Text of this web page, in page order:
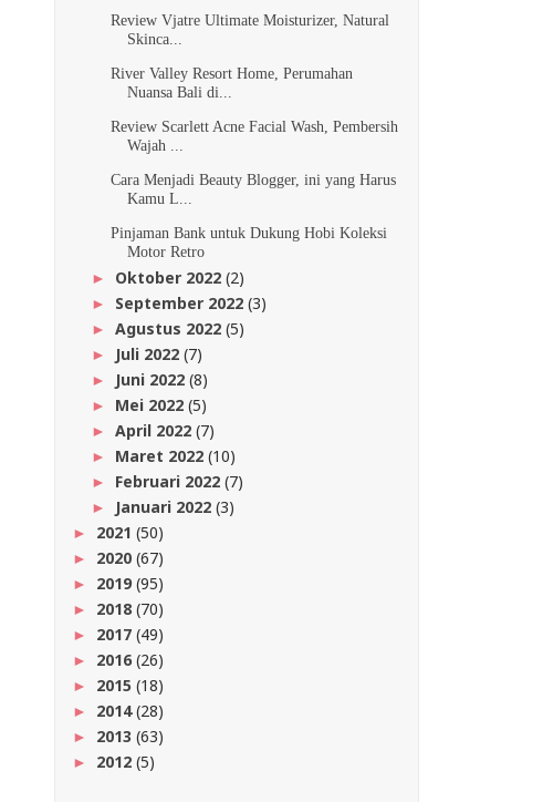
Review Vjatre Ultimate Moisturizer, Natural
Skinca...
River Valley Resort Home, Perumahan
Nuansa Bali di...
Review Scarlett Acne Facial Wash, Pembersih
Wajah ...
Cara Menjadi Beauty Blogger, ini yang Harus
Kamu L...
Pinjaman Bank untuk Dukung Hobi Koleksi
Motor Retro
► Oktober 2022 (2)
► September 2022 (3)
► Agustus 2022 (5)
► Juli 2022 (7)
► Juni 2022 (8)
► Mei 2022 (5)
► April 2022 (7)
► Maret 2022 (10)
► Februari 2022 (7)
► Januari 2022 (3)
► 2021 (50)
► 2020 (67)
► 2019(95)
► 2018 (70)
► 2017 (49)
► 2016(26)
► 2015 (18)
► 2014(28)
► 2013 (63)
► 2012 (5)